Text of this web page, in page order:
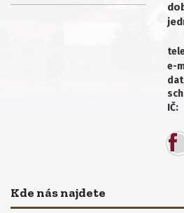
e-
IČ:
Kde nás najdete